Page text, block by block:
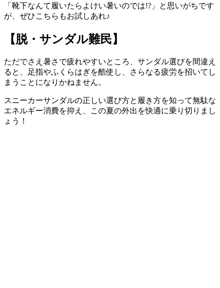
「靴下なんて履いたらよけい暑いのでは!?」と思いがちです
が、ぜひこちらもお試しあれ♪
【脱・サンダル難民】
ただでさえ暑さで疲れやすいところ、サンダル選びを間違え
ると、足指やふくらはぎを酷使し、さらなる疲労を招いてし
まうことになりかねません。
スニーカーサンダルの正しい選び方と履き方を知って無駄な
エネルギー消費を抑え、この夏の外出を快適に乗り切りまし
ょう！